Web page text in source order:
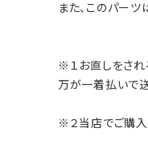
また、このパー
※１お直しをされ
万が一着払いで
※２当店でご購入